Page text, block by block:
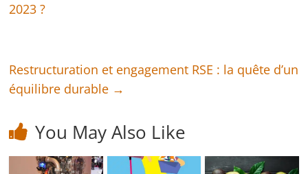
2023 ?
Restructuration et engagement RSE : la quête d’un
équilibre durable →
You May Also Like